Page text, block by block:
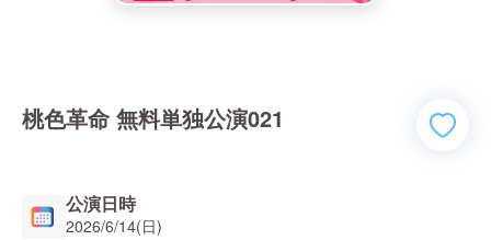
桃色革命 無料単独公演021
公演日時
2026/6/14(日)